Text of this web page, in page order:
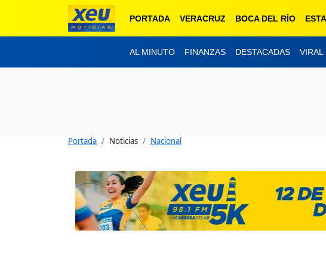
PORTADA VERACRUZ BOCA DEL RÍO
AL MINUTO FINANZAS DESTACADAS VIRAL
Portada Noticias Nacional